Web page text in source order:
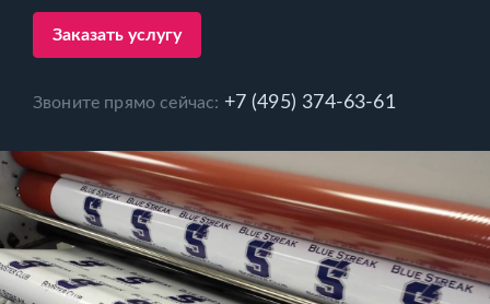
Заказать услугу
Звоните прямо сейчас: +7 (495) 374-63-61